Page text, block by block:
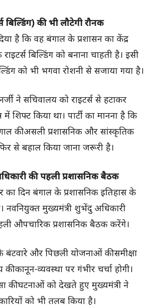
बिल्डिंग) की भी लौटेगी रौनक
है कि वह बंगाल के प्रशासन का केंद्र
राइटर्स बिल्डिंग को बनाना चाहती है। इसी
को भी भगवा रोशनी से सजाया गया है।
ने सचिवालय को राइटर्स से हटाकर
में शिफ्ट किया था। पार्टी का मानना है कि
की असली प्रशासनिक और सांस्कृतिक
से बहाल किया जाना जरूरी है।
की पहली प्रशासनिक बैठक
का दिन बंगाल के प्रशासनिक इतिहास के
नवनियुक्त मुख्यमंत्री शुभेंदु अधिकारी
औपचारिक प्रशासनिक बैठक करेंगे।
और पिछली योजनाओं की समीक्षा
कानून-व्यवस्था पर गंभीर चर्चा होगी।
की घटनाओं को देखते हुए मुख्यमंत्री ने
को भी तलब किया है।